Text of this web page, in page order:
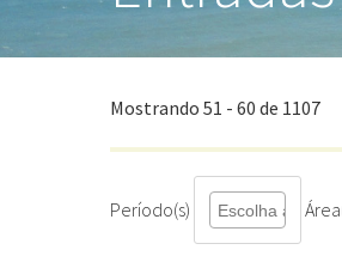
Mostrando 51 - 60 de 1107
Período(s)